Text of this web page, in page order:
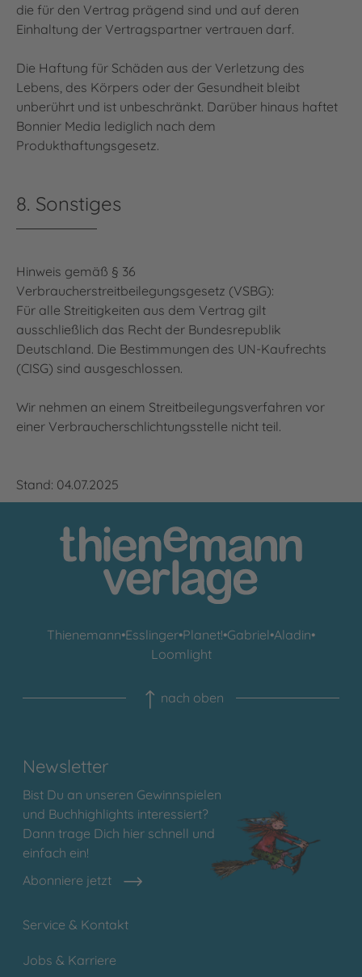
die für den Vertrag prägend sind und auf deren
Einhaltung der Vertragspartner vertrauen darf.
Die Haftung für Schäden aus der Verletzung des
Lebens, des Körpers oder der Gesundheit bleibt
unberührt und ist unbeschränkt. Darüber hinaus haftet
Bonnier Media lediglich nach dem
Produkthaftungsgesetz.
8. Sonstiges
Hinweis gemäß § 36
Verbraucherstreitbeilegungsgesetz (VSBG):
Für alle Streitigkeiten aus dem Vertrag gilt
ausschließlich das Recht der Bundesrepublik
Deutschland. Die Bestimmungen des UN-Kaufrechts
(CISG) sind ausgeschlossen.
Wir nehmen an einem Streitbeilegungsverfahren vor
einer Verbraucherschlichtungsstelle nicht teil.
Stand: 04.07.2025
Thienemann•Esslinger•Planet!•Gabriel•Aladin•
Loomlight
nach oben
Newsletter
Bist Du an unseren Gewinnspielen
und Buchhighlights interessiert?
Dann trage Dich hier schnell und
einfach ein!
Abonniere jetzt
Service & Kontakt
Jobs & Karriere